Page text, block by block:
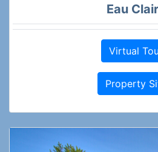
Eau
Virtual
Property